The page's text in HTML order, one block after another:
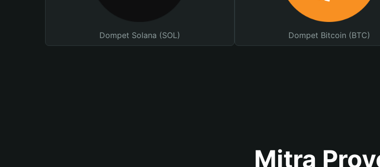
Dompet Solana (SOL) Dompet Bitcoin (BTC)
Mitra